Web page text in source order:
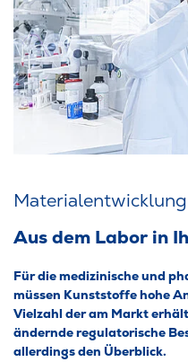
Insights
Shop
Kontakt
Material­entwicklung
Aus dem Labor in
Für die medizinische und
müssen Kunststoffe hohe
Vielzahl der am Markt
ändernde regulatorische
allerdings den Überblick.